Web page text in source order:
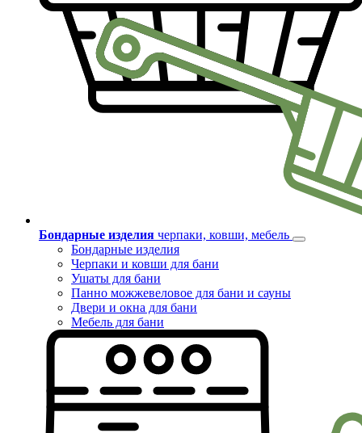
Бондарные изделия черпаки, ковши, мебель
Бондарные изделия
Черпаки и ковши для бани
Ушаты для бани
Панно можжевеловое для бани и сауны
Двери и окна для бани
Мебель для бани